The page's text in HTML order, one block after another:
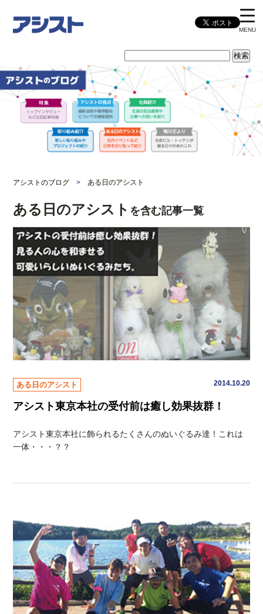
MENU
アシストのブログ > ある日のアシスト
ある日のアシスト を含む記事一覧
ある日のアシスト 2014.10.20
アシスト東京本社の受付前は癒し効果抜群！
アシスト東京本社に飾られるたくさんのぬいぐるみ達！これは
一体・・・？？